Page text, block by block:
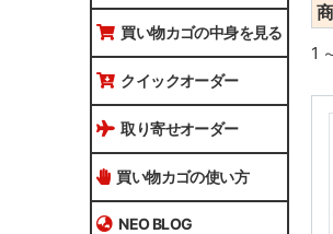
買い物カゴの中身を見る
クイックオーダー
取り寄せオーダー
買い物カゴの使い方
NEO BLOG
1